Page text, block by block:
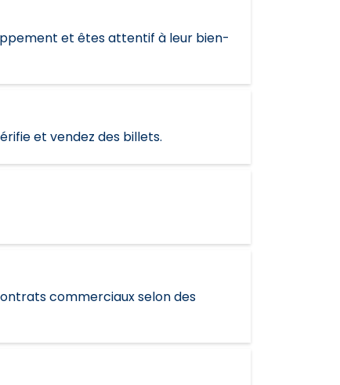
et êtes attentif à leur bien-
et vendez des billets.
commerciaux selon des